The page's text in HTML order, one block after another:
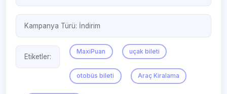
Kampanya Türü: İndirim
Etiketler:
MaxiPuan uçak bileti
otobüs bileti Araç Kiralama